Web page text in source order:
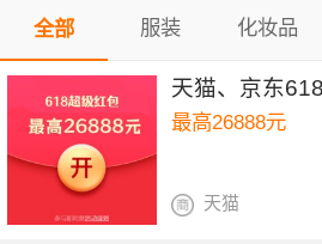
全部 服装 化妆品
天猫、京东
最高26888元
天猫